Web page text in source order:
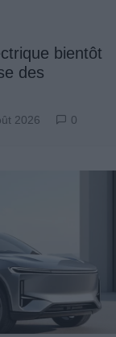
bientôt
des
2026 0